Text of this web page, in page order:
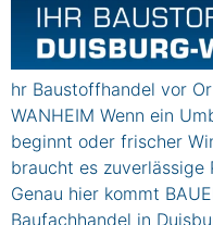
hr Baustoffhandel vor
WANHEIM Wenn ein
beginnt oder frischer
braucht es zuverlässige
Genau hier kommt
Baufachhandel in